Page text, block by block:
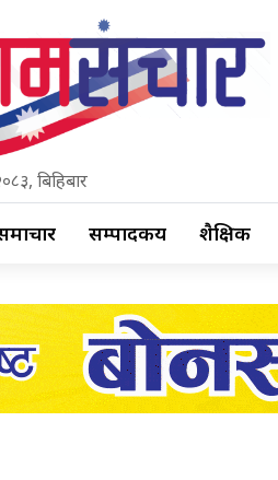
बिहिबार
सम्पादकीय शैक्षिक